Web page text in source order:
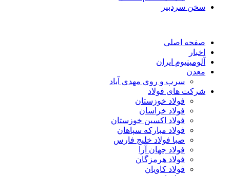
سخن سردبیر
صفحه اصلی
اخبار
آلومینیوم ایران
معدن
سرب و روی مهدی آباد
شرکت های فولاد
فولاد خوزستان
فولاد خراسان
فولاد اکسین خوزستان
فولاد مبارکه سپاهان
صبا فولاد خلیج فارس
فولاد جهان آرا
فولاد هرمزگان
فولاد کاویان